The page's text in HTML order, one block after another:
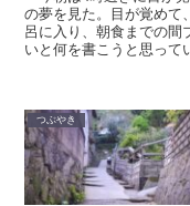
の夢を見た。目が覚め
呂に入り、朝食までの間
いと何を書こうと思って
つぶやき